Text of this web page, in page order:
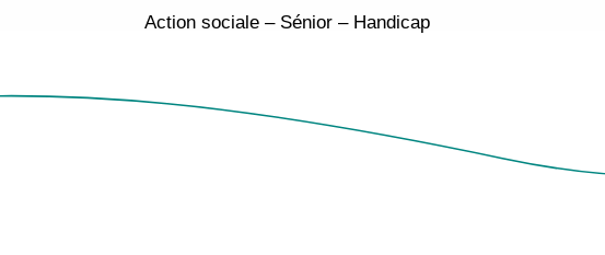
Action sociale – Sénior – Handicap